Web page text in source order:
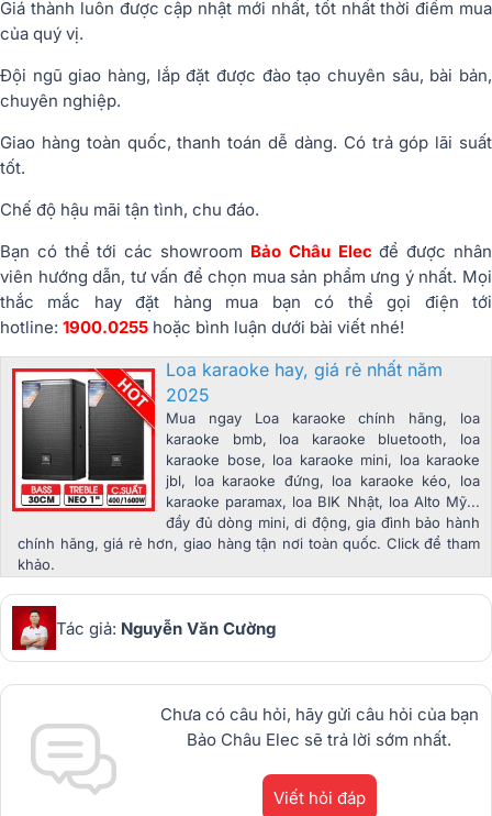
Giá thành luôn được cập nhật mới nhất, tốt nhất thời điểm mua
của quý vị.
Đội ngũ giao hàng, lắp đặt được đào tạo chuyên sâu, bài bản,
chuyên nghiệp.
Giao hàng toàn quốc, thanh toán dễ dàng. Có trả góp lãi suất
tốt.
Chế độ hậu mãi tận tình, chu đáo.
Bạn có thể tới các showroom Bảo Châu Elec để được nhân
viên hướng dẫn, tư vấn để chọn mua sản phẩm ưng ý nhất. Mọi
thắc mắc hay đặt hàng mua bạn có thể gọi điện tới
hotline: 1900.0255 hoặc bình luận dưới bài viết nhé!
Loa karaoke hay, giá rẻ nhất năm
2025
Mua ngay Loa karaoke chính hãng, loa
karaoke bmb, loa karaoke bluetooth, loa
karaoke bose, loa karaoke mini, loa karaoke
jbl, loa karaoke đứng, loa karaoke kéo, loa
karaoke paramax, loa BIK Nhật, loa Alto Mỹ...
đầy đủ dòng mini, di động, gia đình bảo hành
chính hãng, giá rẻ hơn, giao hàng tận nơi toàn quốc. Click để tham
khảo.
Tác giả: Nguyễn Văn Cường
Chưa có câu hỏi, hãy gửi câu hỏi của bạn
Bảo Châu Elec sẽ trả lời sớm nhất.
Viết hỏi đáp